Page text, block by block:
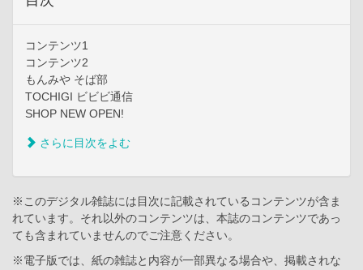
コンテンツ1
コンテンツ2
もんみや そば部
TOCHIGI ビビビ通信
SHOP NEW OPEN!
さらに目次をよむ
※このデジタル雑誌には目次に記載されているコンテンツが含ま
れています。それ以外のコンテンツは、本誌のコンテンツであっ
ても含まれていませんのでご注意ください。
※電子版では、紙の雑誌と内容が一部異なる場合や、掲載されな